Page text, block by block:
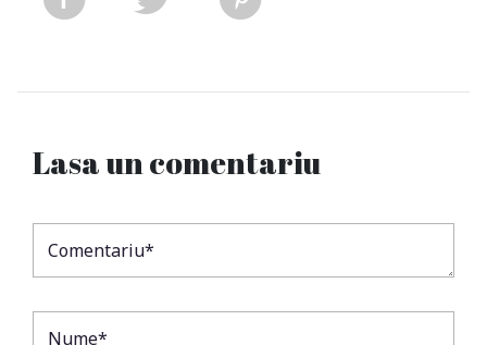
Lasa un comentariu